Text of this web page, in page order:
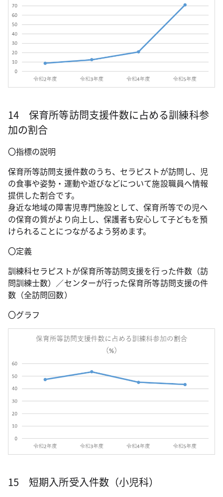
14 保育所等訪問支援件数に占める訓練科参
加の割合
〇指標の説明
保育所等訪問支援件数のうち、セラピストが訪問し、児
の食事や姿勢・運動や遊びなどについて施設職員へ情報
提供した割合です。
身近な地域の障害児専門施設として、保育所等での児へ
の保育の質がより向上し、保護者も安心して子どもを預
けられることにつながるよう努めます。
〇定義
訓練科セラピストが保育所等訪問支援を行った件数（訪
問訓練士数）／センターが行った保育所等訪問支援の件
数（全訪問回数）
〇グラフ
15 短期入所受入件数（小児科）